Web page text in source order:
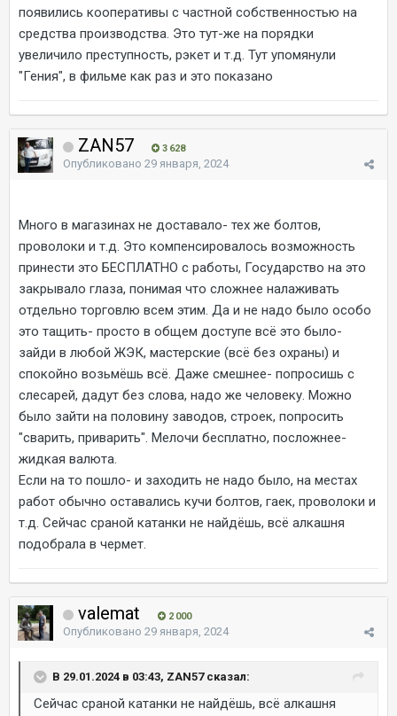
появились кооперативы с частной собственностью на
средства производства. Это тут-же на порядки
увеличило преступность, рэкет и т.д. Тут упомянули
"Гения", в фильме как раз и это показано
ZAN57 3 628
Опубликовано 29 января, 2024
Много в магазинах не доставало- тех же болтов,
проволоки и т.д. Это компенсировалось возможность
принести это БЕСПЛАТНО с работы, Государство на это
закрывало глаза, понимая что сложнее налаживать
отдельно торговлю всем этим. Да и не надо было особо
это тащить- просто в общем доступе всё это было-
зайди в любой ЖЭК, мастерские (всё без охраны) и
спокойно возьмёшь всё. Даже смешнее- попросишь с
слесарей, дадут без слова, надо же человеку. Можно
было зайти на половину заводов, строек, попросить
"сварить, приварить". Мелочи бесплатно, посложнее-
жидкая валюта.
Если на то пошло- и заходить не надо было, на местах
работ обычно оставались кучи болтов, гаек, проволоки и
т.д. Сейчас сраной катанки не найдёшь, всё алкашня
подобрала в чермет.
valemat 2 000
Опубликовано 29 января, 2024
В 29.01.2024 в 03:43, ZAN57 сказал:
Сейчас сраной катанки не найдёшь, всё алкашня